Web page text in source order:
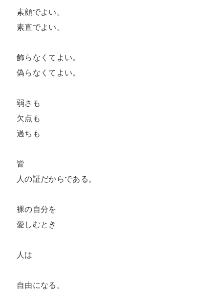
素顔でよい。
素直でよい。
飾らなくてよい。
偽らなくてよい。
弱さも
欠点も
過ちも
皆
人の証だからである。
裸の自分を
愛しむとき
人は
自由になる。